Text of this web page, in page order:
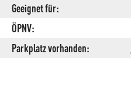
Geeignet für:
ÖPNV:
Parkplatz vorhanden: